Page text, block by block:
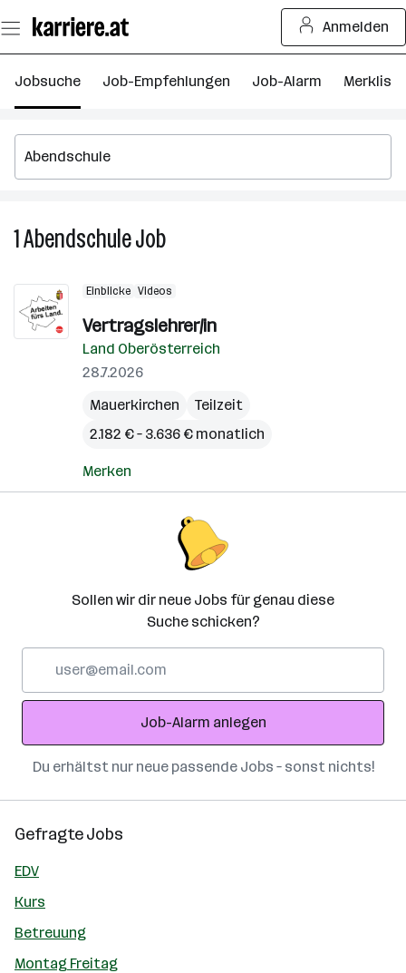
Seiteninhalt
springen
Anmelden
Jobsuche Job-Empfehlungen Job-Alarm Merkliste
1AbendschuleJob1
Einblicke Videos
Vertragslehrer/in
Land Oberösterreich
28.7.2026
Mauerkirchen
Teilzeit
2.182 € – 3.636 € monatlich
Merken
Sollen wir dir neue Jobs für genau diese
Suche schicken?
Adresse
Job-Alarm anlegen
Du erhältst nur neue passende Jobs – sonst nichts!
Gefragte Jobs
EDV
Kurs
Betreuung
Montag Freitag